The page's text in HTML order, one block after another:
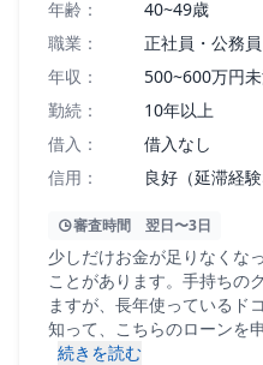
年齢：
40~49歳
職業：
正社員・公務員
年収：
500~600万円
勤続：
10年以上
借入：
借入なし
信用：
良好（延滞経験
審査時間 翌日〜3日
少しだけお金が足りなくな
ことがあります。手持ちの
ますが、長年使っているド
知って、こちらのローンを
続きを読む